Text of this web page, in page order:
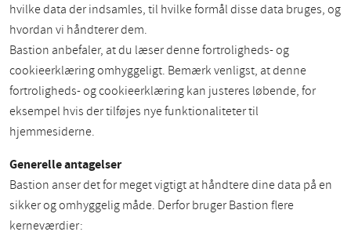
hvilke data der indsamles, til hvilke formål disse data bruges, og
hvordan vi håndterer dem.
Bastion anbefaler, at du læser denne fortroligheds- og
cookieerklæring omhyggeligt. Bemærk venligst, at denne
fortroligheds- og cookieerklæring kan justeres løbende, for
eksempel hvis der tilføjes nye funktionaliteter til
hjemmesiderne.
Generelle antagelser
Bastion anser det for meget vigtigt at håndtere dine data på en
sikker og omhyggelig måde. Derfor bruger Bastion flere
kerneværdier: